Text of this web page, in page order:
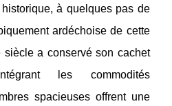
à quelques pas de
ardéchoise de cette
a conservé son cachet
les commodités
spacieuses offrent une